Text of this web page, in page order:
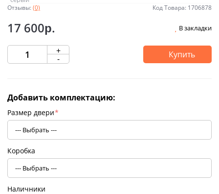
Отзывы:(0) Код Товара: 1706878
17 600р. В закладки
+
- Купить
Добавить комплектацию:
Размер двери*
Коробка
Наличники